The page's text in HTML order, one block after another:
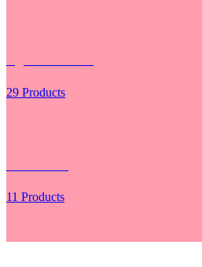
29 Products
11 Products